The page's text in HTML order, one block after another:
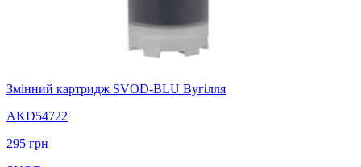
Змінний картридж SVOD-BLU Вугілля
AKD54722
295 грн